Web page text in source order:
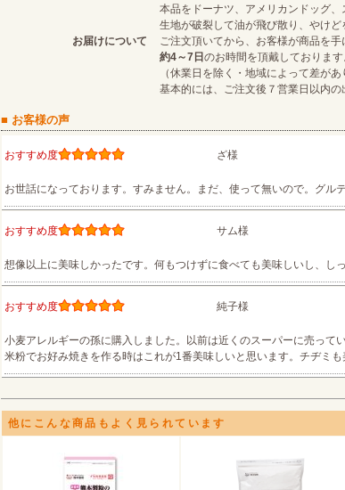
本品をドーナツ、アメリカンドッグ、
生地が破裂して油が飛び散り、やけど
お届けについて
ご注文頂いてから、お客様が商品を手
約4～7日 のお時間を頂戴しております
（休業日を除く・地域によって差があ
基本的には、ご注文後７営業日以内の
■ お客様の声
おすすめ度 ざ様
お世話になっております。すみません。まだ、使って無いので。グル
おすすめ度 サム様
想像以上に美味しかったです。何もつけずに食べても美味しいし、し
おすすめ度 純子様
小麦アレルギーの孫に購入しました。以前は近くのスーパーに売って
米粉でお好み焼きを作る時はこれが1番美味しいと思います。チヂミも
他にこんな商品もよく見られています